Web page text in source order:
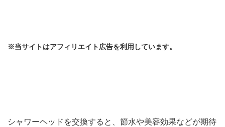
※当サイトはアフィリエイト広告を利用しています。
シャワーヘッドを交換すると、節水や美容効果などが期待